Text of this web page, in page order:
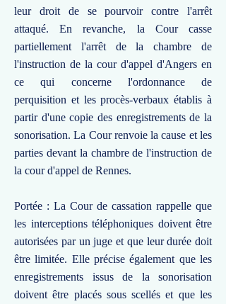
leur droit de se pourvoir contre l'arrêt
attaqué. En revanche, la Cour casse
partiellement l'arrêt de la chambre de
l'instruction de la cour d'appel d'Angers en
ce qui concerne l'ordonnance de
perquisition et les procès-verbaux établis à
partir d'une copie des enregistrements de la
sonorisation. La Cour renvoie la cause et les
parties devant la chambre de l'instruction de
la cour d'appel de Rennes.
Portée : La Cour de cassation rappelle que
les interceptions téléphoniques doivent être
autorisées par un juge et que leur durée doit
être limitée. Elle précise également que les
enregistrements issus de la sonorisation
doivent être placés sous scellés et que les